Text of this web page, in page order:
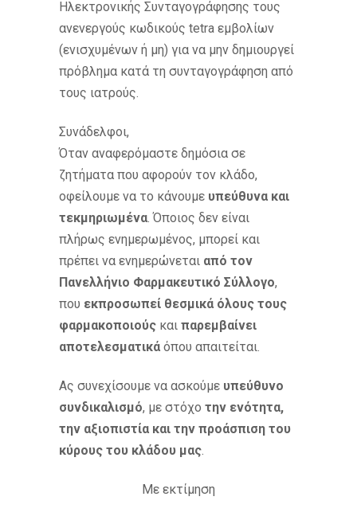
Ηλεκτρονικής Συνταγογράφησης τους
ανενεργούς κωδικούς tetra εμβολίων
(ενισχυμένων ή μη) για να μην δημιουργεί
πρόβλημα κατά τη συνταγογράφηση από
τους ιατρούς.
Συνάδελφοι,
Όταν αναφερόμαστε δημόσια σε
ζητήματα που αφορούν τον κλάδο,
οφείλουμε να το κάνουμε υπεύθυνα και
τεκμηριωμένα. Όποιος δεν είναι
πλήρως ενημερωμένος, μπορεί και
πρέπει να ενημερώνεται από τον
Πανελλήνιο Φαρμακευτικό Σύλλογο,
που εκπροσωπεί θεσμικά όλους τους
φαρμακοποιούς και παρεμβαίνει
αποτελεσματικά όπου απαιτείται.
Ας συνεχίσουμε να ασκούμε υπεύθυνο
συνδικαλισμό, με στόχο την ενότητα,
την αξιοπιστία και την προάσπιση του
κύρους του κλάδου μας.
Με εκτίμηση